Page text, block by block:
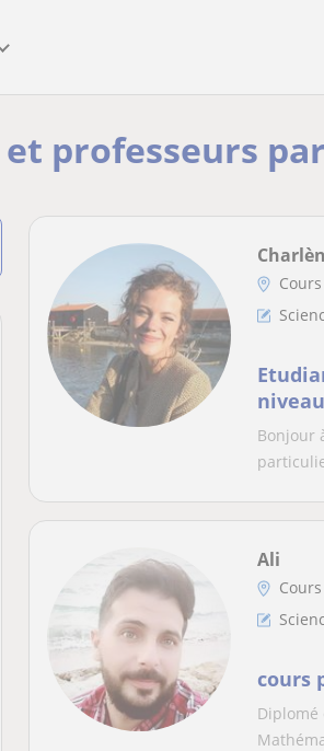
professeurs
SVT).-
Bonjour
Ali
cours
Diplomé